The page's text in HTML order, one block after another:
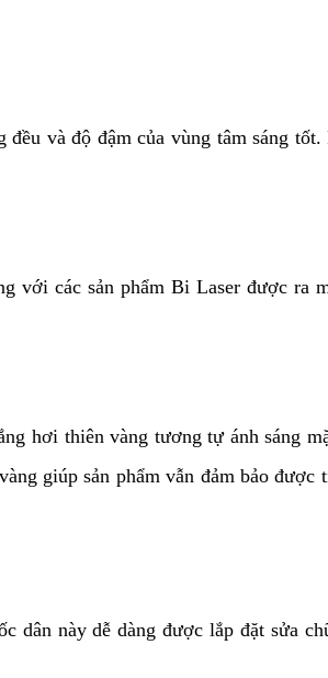
và độ đậm của vùng tâm sáng
với các sản phẩm Bi Laser được ra
hơi thiên vàng tương tự ánh sáng
giúp sản phẩm vẫn đảm bảo
dân này dễ dàng được lắp đặt sửa